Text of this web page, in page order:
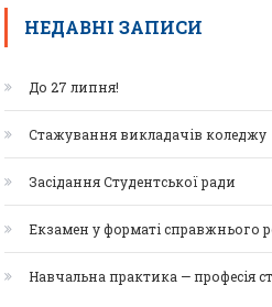
НЕДАВНІ ЗАПИСИ
До 27 липня!
Стажування викладачів коледжу
Засідання Студентської ради
Екзамен у форматі справжнього
Навчальна практика — професія